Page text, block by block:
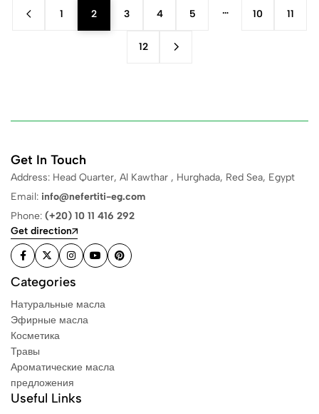
1 2 3 4 5 … 10 11
12
Get In Touch
Address: Head Quarter, Al Kawthar , Hurghada, Red Sea, Egypt
Email: info@nefertiti-eg.com
Phone: (+20) 10 11 416 292
Get direction
Categories
Натуральные масла
Эфирные масла
Косметика
Травы
Ароматические масла
предложения
Useful Links